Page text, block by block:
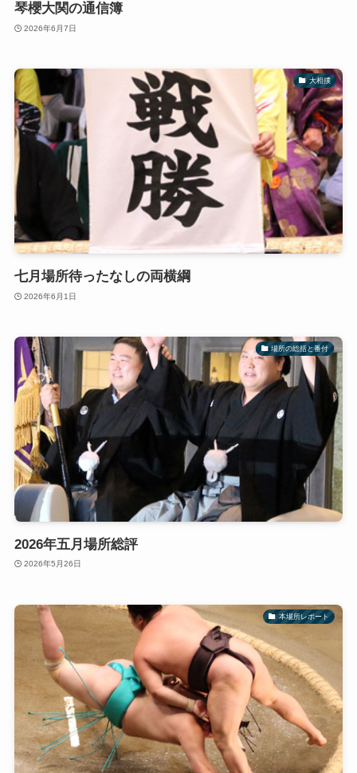
琴櫻大関の通信簿
2026年6月7日
大相撲
七月場所待ったなしの両横綱
2026年6月1日
場所の総括と番付
2026年五月場所総評
2026年5月26日
本場所レポート